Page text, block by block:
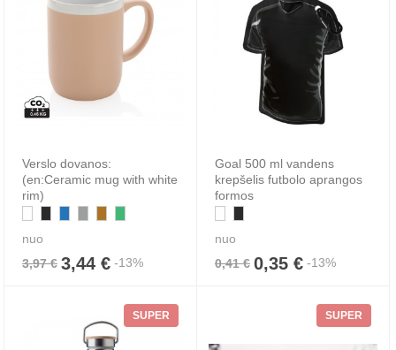
Verslo dovanos:
(en:Ceramic mug with white
rim)
nuo
3,97 € 3,44 € -13%
Goal 500 ml vandens
krepšelis futbolo aprangos
formos
nuo
0,41 € 0,35 € -13%
SUPER SUPER